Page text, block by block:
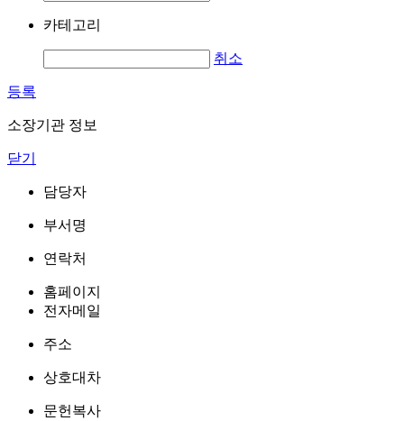
카테고리
취소
등록
소장기관 정보
닫기
담당자
부서명
연락처
홈페이지
전자메일
주소
상호대차
문헌복사